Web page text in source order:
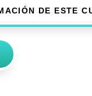
DE ESTE